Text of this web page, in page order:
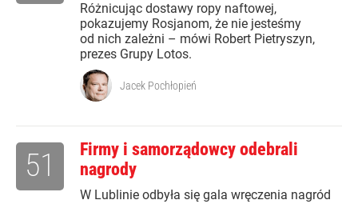
Różnicując dostawy ropy naftowej,
pokazujemy Rosjanom, że nie jesteśmy
od nich zależni – mówi Robert Pietryszyn,
prezes Grupy Lotos.
Jacek Pochłopień
Firmy i samorządowcy odebrali
nagrody
W Lublinie odbyła się gala wręczenia nagród
51